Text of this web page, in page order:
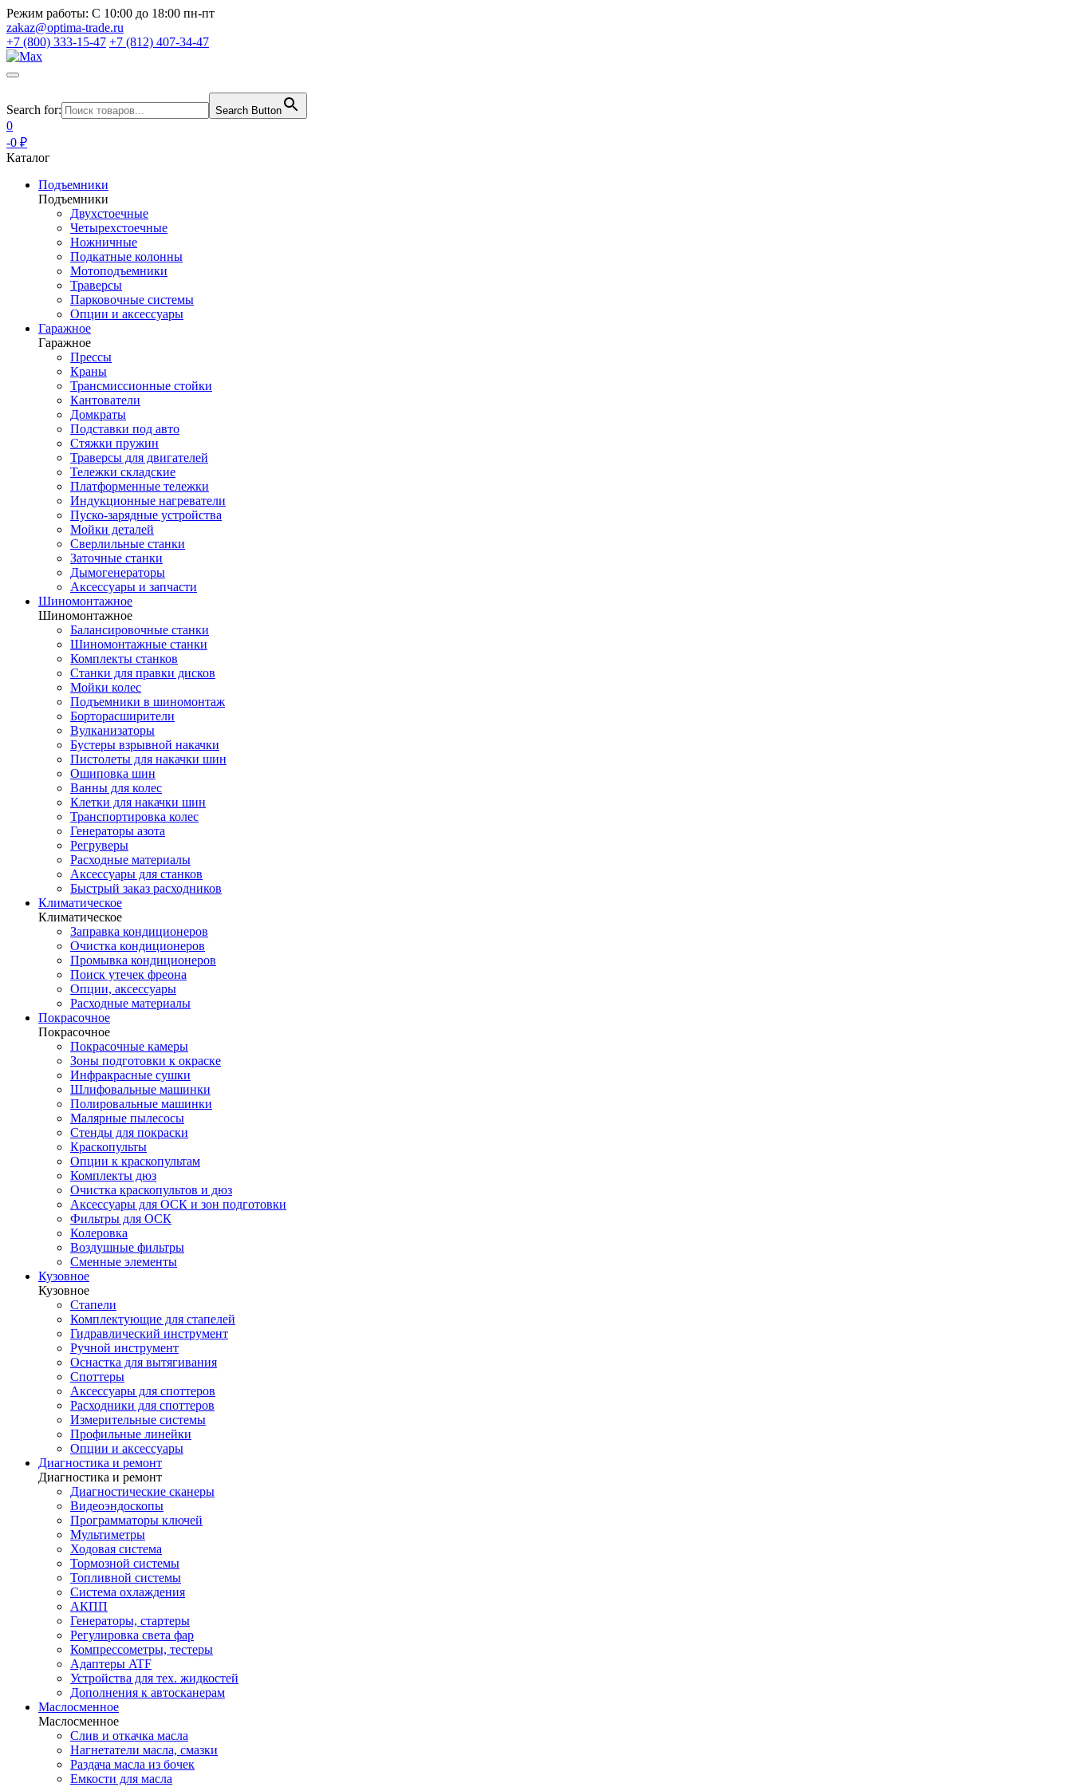
Режим работы: С 10:00 до 18:00 пн-пт
zakaz@optima-trade.ru
+7 (800) 333-15-47 +7 (812) 407-34-47
Search for: Search Button
0
-0 ₽
Каталог
Подъемники
Подъемники
Двухстоечные
Четырехстоечные
Ножничные
Подкатные колонны
Мотоподъемники
Траверсы
Парковочные системы
Опции и аксессуары
Гаражное
Гаражное
Прессы
Краны
Трансмиссионные стойки
Кантователи
Домкраты
Подставки под авто
Стяжки пружин
Траверсы для двигателей
Тележки складские
Платформенные тележки
Индукционные нагреватели
Пуско-зарядные устройства
Мойки деталей
Сверлильные станки
Заточные станки
Дымогенераторы
Аксессуары и запчасти
Шиномонтажное
Шиномонтажное
Балансировочные станки
Шиномонтажные станки
Комплекты станков
Станки для правки дисков
Мойки колес
Подъемники в шиномонтаж
Борторасширители
Вулканизаторы
Бустеры взрывной накачки
Пистолеты для накачки шин
Ошиповка шин
Ванны для колес
Клетки для накачки шин
Транспортировка колес
Генераторы азота
Регруверы
Расходные материалы
Аксессуары для станков
Быстрый заказ расходников
Климатическое
Климатическое
Заправка кондиционеров
Очистка кондиционеров
Промывка кондиционеров
Поиск утечек фреона
Опции, аксессуары
Расходные материалы
Покрасочное
Покрасочное
Покрасочные камеры
Зоны подготовки к окраске
Инфракрасные сушки
Шлифовальные машинки
Полировальные машинки
Малярные пылесосы
Стенды для покраски
Краскопульты
Опции к краскопультам
Комплекты дюз
Очистка краскопультов и дюз
Аксессуары для ОСК и зон подготовки
Фильтры для ОСК
Колеровка
Воздушные фильтры
Сменные элементы
Кузовное
Кузовное
Стапели
Комплектующие для стапелей
Гидравлический инструмент
Ручной инструмент
Оснастка для вытягивания
Споттеры
Аксессуары для споттеров
Расходники для споттеров
Измерительные системы
Профильные линейки
Опции и аксессуары
Диагностика и ремонт
Диагностика и ремонт
Диагностические сканеры
Видеоэндоскопы
Программаторы ключей
Мультиметры
Ходовая система
Тормозной системы
Топливной системы
Система охлаждения
АКПП
Генераторы, стартеры
Регулировка света фар
Компрессометры, тестеры
Адаптеры ATF
Устройства для тех. жидкостей
Дополнения к автосканерам
Маслосменное
Маслосменное
Слив и откачка масла
Нагнетатели масла, смазки
Раздача масла из бочек
Емкости для масла